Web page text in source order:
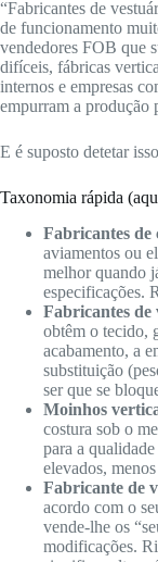
“Fabricantes de
de funcionamento
vendedores FOB que
difíceis, fábricas
internos e empresas
empurram a produção
E é suposto detetar
Taxonomia rápida
Fabricantes
aviamentos ou
melhor quando
especificações.
Fabricantes de
obtêm o tecido,
acabamento, a
substituição
ser que se
Moinhos
costura sob o
para a
elevados,
Fabricante de
acordo com o
vende-lhe os
modificações.